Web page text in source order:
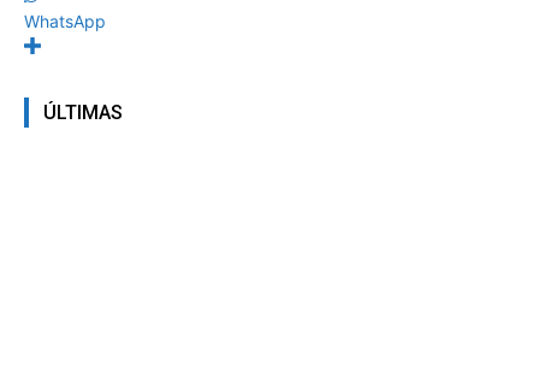
WhatsApp
ÚLTIMAS